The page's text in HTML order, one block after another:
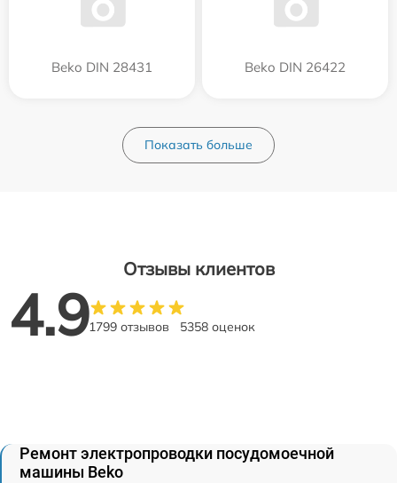
Beko DIN 28431 Beko DIN 26422
Показать больше
Отзывы клиентов
4.91799 отзывов 5358 оценок
Ремонт электропроводки посудомоечной
машины Beko